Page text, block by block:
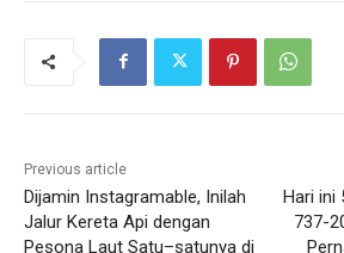
Previous article
Dijamin Instagramable, Inilah
Jalur Kereta Api dengan
Pesona Laut Satu–satunya di
Hari ini
737-